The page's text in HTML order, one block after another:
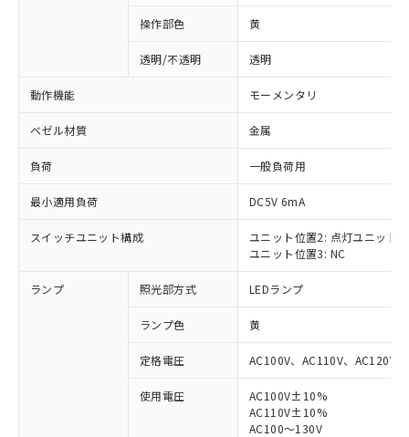
操作部色 黄
透明/不透明 透明
動作機能 モーメンタリ
ベゼル材質 金属
負荷 一般負荷用
最小適用負荷 DC5V 6mA
スイッチユニット構成
ユニット位置2: 点灯ユニット
ユニット位置3: NC
ランプ 照光部方式 LEDランプ
ランプ色 黄
定格電圧 AC100V、AC110V、AC120V
使用電圧
AC100V±10%
AC110V±10%
AC100～130V